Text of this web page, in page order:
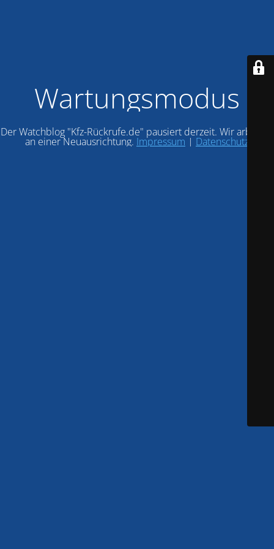
Wartungsmodus
Der Watchblog "Kfz-Rückrufe.de" pausiert derzeit. Wir arbeiten
an einer Neuausrichtung. Impressum | Datenschutz